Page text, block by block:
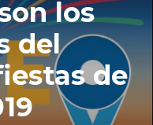
los
del
de